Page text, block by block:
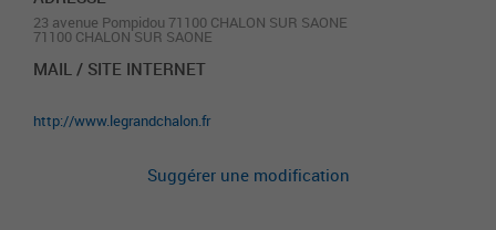
23 avenue Pompidou 71100 CHALON SUR SAONE
71100 CHALON SUR SAONE
MAIL / SITE INTERNET
http://www.legrandchalon.fr
Suggérer une modification